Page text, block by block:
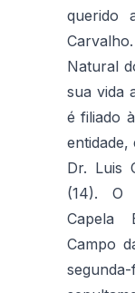
querido
Carvalho.
Natural
sua vida
é filiado
entidade,
Dr. Luis
(14). O
Capela
Campo